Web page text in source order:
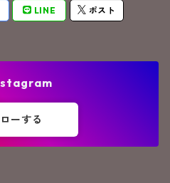
LINE ポスト
ーする